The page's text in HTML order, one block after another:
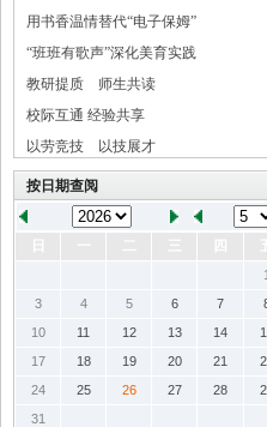
用书香温情替代“电子保姆”
“班班有歌声”深化美育实践
教研提质 师生共读
校际互通 经验共享
以劳竞技 以技展才
按日期查阅
1
3
4 5 6 7
10
11 12 13 14
17
18 19 20 21
24
25 26 27 28
31